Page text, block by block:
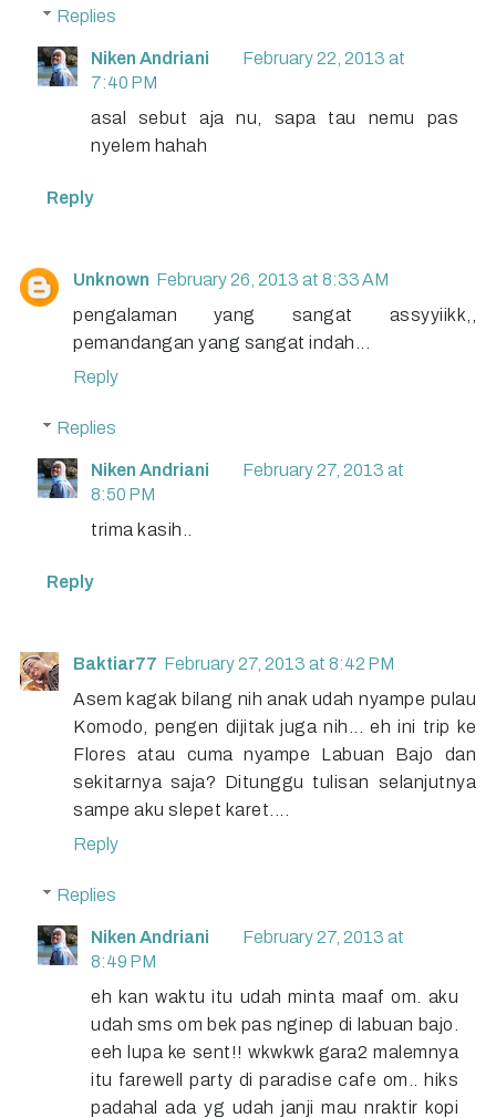
Replies
Niken Andriani
February 22, 2013 at
7:40 PM
asal sebut aja nu, sapa tau nemu pas
nyelem hahah
Reply
Unknown February 26, 2013 at 8:33 AM
pengalaman yang sangat assyyiikk,,
pemandangan yang sangat indah...
Reply
Replies
Niken Andriani
February 27, 2013 at
8:50 PM
trima kasih..
Reply
Baktiar77 February 27, 2013 at 8:42 PM
Asem kagak bilang nih anak udah nyampe pulau
Komodo, pengen dijitak juga nih... eh ini trip ke
Flores atau cuma nyampe Labuan Bajo dan
sekitarnya saja? Ditunggu tulisan selanjutnya
sampe aku slepet karet....
Reply
Replies
Niken Andriani
February 27, 2013 at
8:49 PM
eh kan waktu itu udah minta maaf om. aku
udah sms om bek pas nginep di labuan bajo.
eeh lupa ke sent!! wkwkwk gara2 malemnya
itu farewell party di paradise cafe om.. hiks
padahal ada yg udah janji mau nraktir kopi